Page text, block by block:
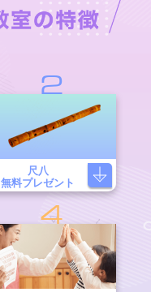
2
尺八
無料プレゼント
4